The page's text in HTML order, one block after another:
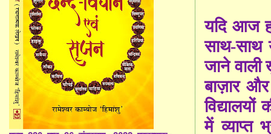
यदि आज
साथ-साथ
जाने
बाज़ार
में व्याप्त